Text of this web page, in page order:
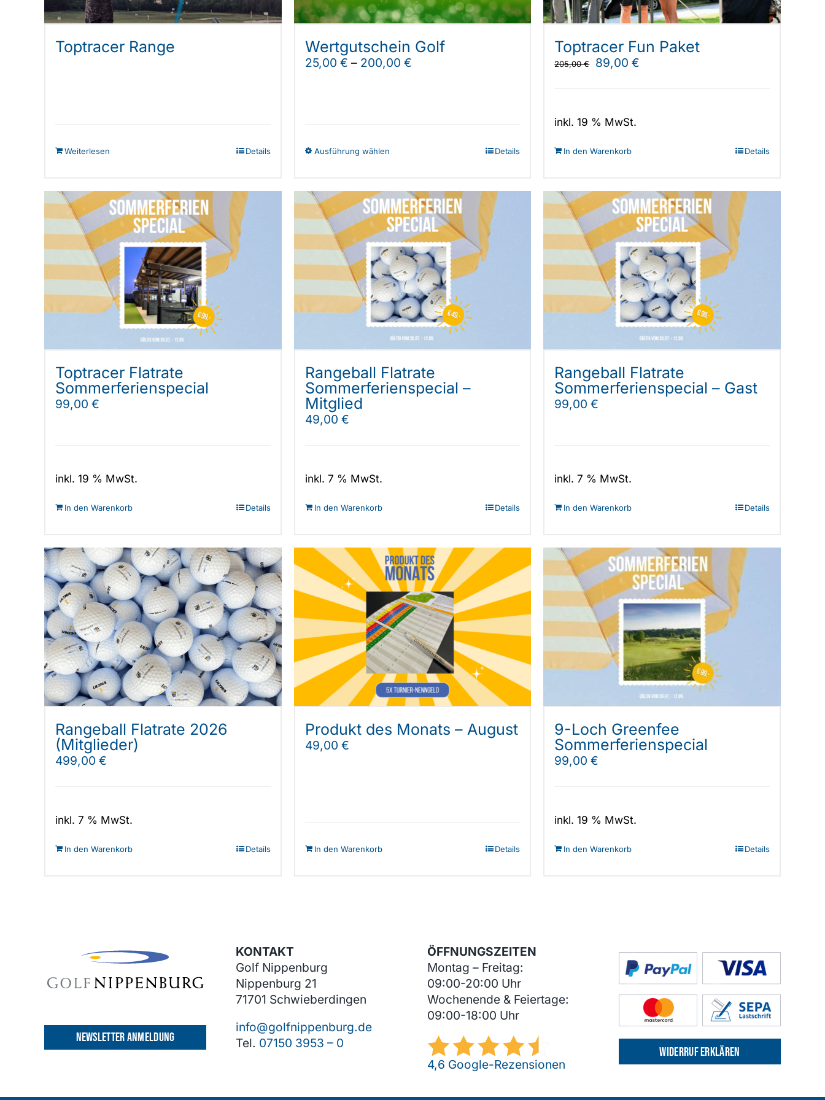
Toptracer Range
Weiterlesen Details
Wertgutschein Golf
25,00 € – 200,00 €
Ausführung wählenDieses
mehrere
Varianten
auf.
Die
Optionen
können
auf
der
Produktseite
gewählt
Details
Toptracer Fun Paket
205,00€
Ursprünglicher
89,00€
inkl. 19 % MwSt.
In den Warenkorb Details
Toptracer Flatrate
Sommerferienspecial
99,00 €
inkl. 19 % MwSt.
In den Warenkorb Details
Rangeball Flatrate
Sommerferienspecial –
Mitglied
49,00 €
inkl. 7 % MwSt.
In den Warenkorb Details
Rangeball Flatrate
Sommerferienspecial – Gast
99,00€
inkl. 7 % MwSt.
In den Warenkorb Details
Rangeball Flatrate 2026
(Mitglieder)
499,00 €
inkl. 7 % MwSt.
In den Warenkorb Details
Produkt des Monats – August
49,00 €
In den Warenkorb Details
9-Loch Greenfee
Sommerferienspecial
99,00€
inkl. 19 % MwSt.
In den Warenkorb Details
NEWSLETTER ANMELDUNG
KONTAKT
Golf Nippenburg
Nippenburg 21
71701 Schwieberdingen
info@golfnippenburg.de
Tel. 07150 3953 – 0
ÖFFNUNGSZEITEN
Montag – Freitag:
09:00-20:00 Uhr
Wochenende & Feiertage:
09:00-18:00 Uhr
4,6 Google-Rezensionen
Widerruf erklären